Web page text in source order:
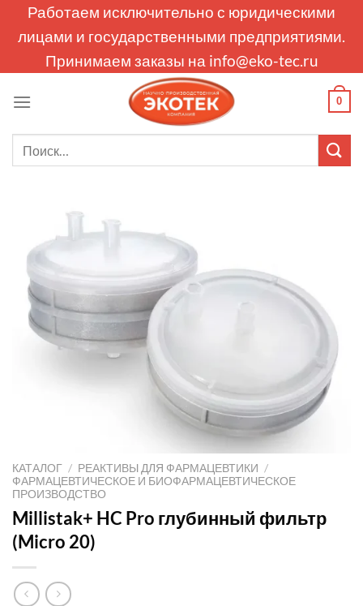
Работаем исключительно с юридическими
лицами и государственными предприятиями.
Принимаем заказы на info@eko-tec.ru
0
КАТАЛОГ / РЕАКТИВЫ ДЛЯ ФАРМАЦЕВТИКИ /
ФАРМАЦЕВТИЧЕСКОЕ И БИОФАРМАЦЕВТИЧЕСКОЕ
ПРОИЗВОДСТВО
Millistak+ HC Pro глубинный фильтр
(Micro 20)